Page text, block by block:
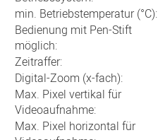
min. Betriebstemperatur (°C):
Bedienung mit Pen-Stift
möglich:
Zeitraffer:
Digital-Zoom (x-fach):
Max. Pixel vertikal für
Videoaufnahme:
Max. Pixel horizontal für